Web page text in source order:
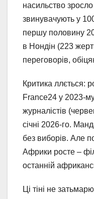
насильство
звинувачують у
першу половину
в Нондін (223
переговорів,
Критика ллється:
France24 у 2023-
журналістів
січні 2026-го.
без виборів. Але
Африки росте –
останній
Ці тіні не